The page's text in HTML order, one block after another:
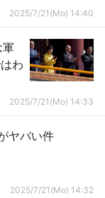
2025/7/21(Mo) 14:40
軍
わ
2025/7/21(Mo) 14:33
ヤバい件
2025/7/21(Mo) 14:32